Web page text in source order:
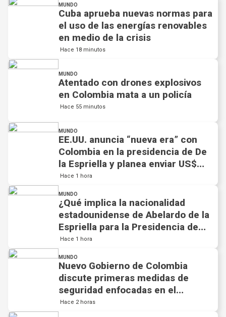
MUNDO
Cuba aprueba nuevas normas para
el uso de las energías renovables
en medio de la crisis
Hace 18 minutos
MUNDO
Atentado con drones explosivos
en Colombia mata a un policía
Hace 55 minutos
MUNDO
EE.UU. anuncia “nueva era” con
Colombia en la presidencia de De
la Espriella y planea enviar US$
1.000 millones de ayuda
Hace 1 hora
MUNDO
¿Qué implica la nacionalidad
estadounidense de Abelardo de la
Espriella para la Presidencia de
Colombia?
Hace 1 hora
MUNDO
Nuevo Gobierno de Colombia
discute primeras medidas de
seguridad enfocadas en el
conflicto
Hace 2 horas